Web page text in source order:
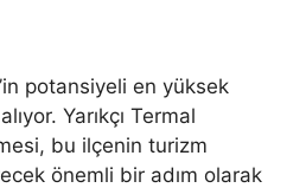
potansiyeli en yüksek
Yarıkçı Termal
bu ilçenin turizm
önemli bir adım olarak